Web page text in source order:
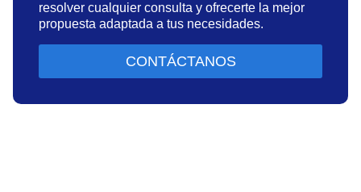
resolver cualquier consulta y ofrecerte la mejor
propuesta adaptada a tus necesidades.
CONTÁCTANOS